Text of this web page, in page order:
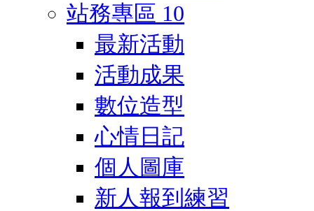
站務專區 10
最新活動
活動成果
數位造型
心情日記
個人圖庫
新人報到練習